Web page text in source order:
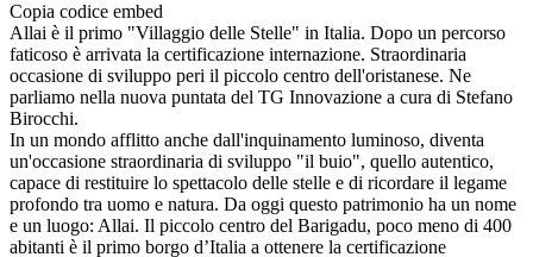
Copia codice embed
Allai è il primo "Villaggio delle Stelle" in Italia. Dopo un percorso
faticoso è arrivata la certificazione internazione. Straordinaria
occasione di sviluppo peri il piccolo centro dell'oristanese. Ne
parliamo nella nuova puntata del TG Innovazione a cura di Stefano
Birocchi.
In un mondo afflitto anche dall'inquinamento luminoso, diventa
un'occasione straordinaria di sviluppo "il buio", quello autentico,
capace di restituire lo spettacolo delle stelle e di ricordare il legame
profondo tra uomo e natura. Da oggi questo patrimonio ha un nome
e un luogo: Allai. Il piccolo centro del Barigadu, poco meno di 400
abitanti è il primo borgo d’Italia a ottenere la certificazione